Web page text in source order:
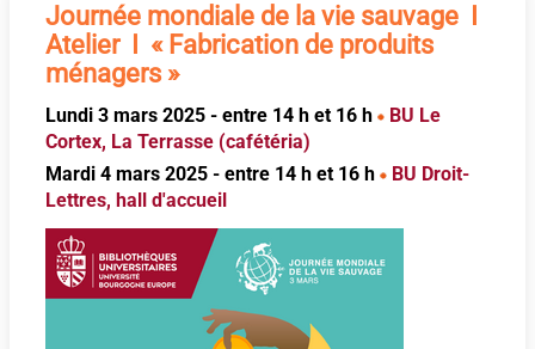
Journée mondiale de la vie sauvage I
Atelier I « Fabrication de produits
ménagers »
Lundi 3 mars 2025 - entre 14 h et 16 h
BU Le
Cortex, La Terrasse (cafétéria)
Mardi 4 mars 2025 - entre 14 h et 16 h
BU Droit-
Lettres, hall d'accueil